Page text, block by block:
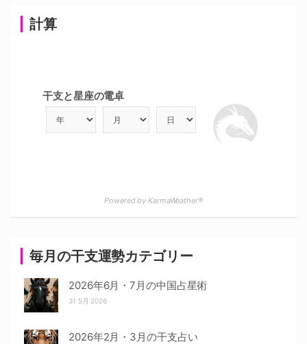
毎月の干支運勢カテゴリー
2026年6月・7月の中国占星術
31 5月 2026
2026年2月・3月の干支占い
計算
干支と星座の電卓
Powered by KarmaWeather®